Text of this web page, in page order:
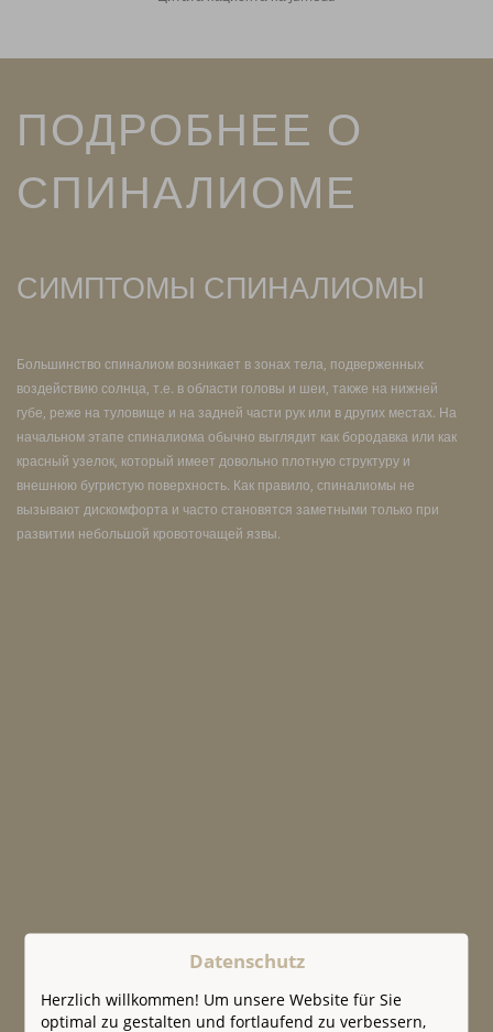
ПОДРОБНЕЕ О
СПИНАЛИОМЕ
СИМПТОМЫ СПИНАЛИОМЫ
Большинство спиналиом возникает в зонах тела, подверженных
воздействию солнца, т.е. в области головы и шеи, также на нижней
губе, реже на туловище и на задней части рук или в других местах. На
начальном этапе спиналиома обычно выглядит как бородавка или как
красный узелок, который имеет довольно плотную структуру и
внешнюю бугристую поверхность. Как правило, спиналиомы не
вызывают дискомфорта и часто становятся заметными только при
развитии небольшой кровоточащей язвы.
Datenschutz
Herzlich willkommen! Um unsere Website für Sie
optimal zu gestalten und fortlaufend zu verbessern,